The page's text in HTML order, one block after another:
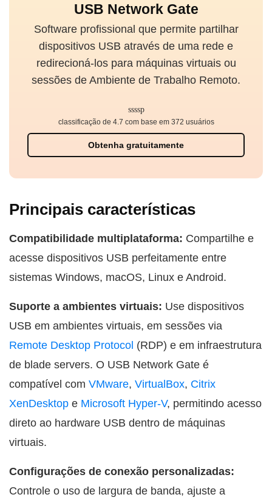
USB Network Gate
Software profissional que permite partilhar
dispositivos USB através de uma rede e
redirecioná-los para máquinas virtuais ou
sessões de Ambiente de Trabalho Remoto.
Obtenha gratuitamente
classificação de 4.7 com base em 372 usuários
Principais características
Compatibilidade multiplataforma: Compartilhe e
acesse dispositivos USB perfeitamente entre
sistemas Windows, macOS, Linux e Android.
Suporte a ambientes virtuais: Use dispositivos
USB em ambientes virtuais, em sessões via
Remote Desktop Protocol (RDP) e em infraestrutura
de blade servers. O USB Network Gate é
compatível com VMware, VirtualBox, Citrix
XenDesktop e Microsoft Hyper-V, permitindo acesso
direto ao hardware USB dentro de máquinas
virtuais.
Configurações de conexão personalizadas:
Controle o uso de largura de banda, ajuste a